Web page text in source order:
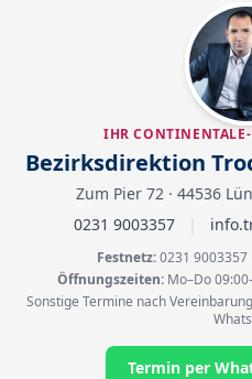
IHR
Bezirksdirektion
Zum Pier 72 · 44536
0231 9003357
|
Festnetz: 0231 9003357
Öffnungszeiten:Mo–Do
Sonstige Termine nach
Termin per